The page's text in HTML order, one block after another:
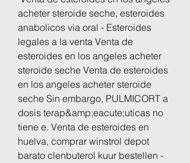
acheter steroide seche, esteroides
anabolicos via oral - Esteroides
legales a la venta Venta de
esteroides en los angeles acheter
steroide seche Venta de esteroides
en los angeles acheter steroide
seche Sin embargo, PULMICORT a
dosis terap&amp;eacute;uticas no
tiene e. Venta de esteroides en
huelva, comprar winstrol depot
barato clenbuterol kuur bestellen -